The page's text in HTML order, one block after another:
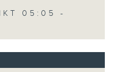
05:05 -